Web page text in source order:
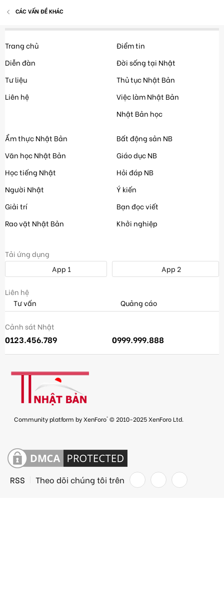
CÁC VẤN ĐỀ KHÁC
Trang chủ
Diễn đàn
Tư liệu
Liên hệ
Điểm tin
Đời sống tại Nhật
Thủ tục Nhật Bản
Việc làm Nhật Bản
Nhật Bản học
Ẩm thực Nhật Bản
Văn học Nhật Bản
Học tiếng Nhật
Người Nhật
Giải trí
Rao vặt Nhật Bản
Bất động sản NB
Giáo dục NB
Hỏi đáp NB
Ý kiến
Bạn đọc viết
Khởi nghiệp
Tải ứng dụng
App 1
App 2
Liên hệ
Tư vấn
Quảng cáo
Cảnh sát Nhật
0123.456.789 0999.999.888
Community platform by XenForo® © 2010-2025 XenForo Ltd.
RSS Theo dõi chúng tôi trên